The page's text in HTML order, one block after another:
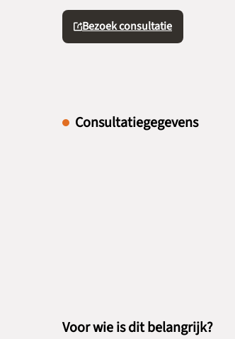
Bezoek consultatie
Consultatiegegevens
Voor wie is dit belangrijk?